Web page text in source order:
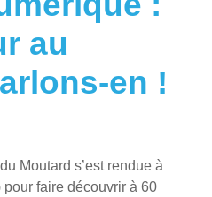
au
en !
Moutard s’est rendue à
faire découvrir à 60